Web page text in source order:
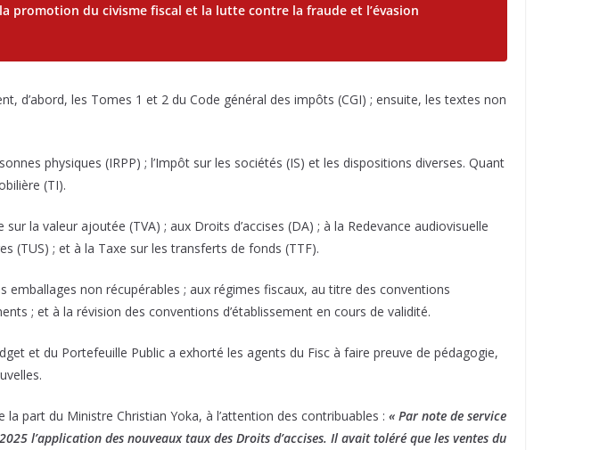
promotion du civisme fiscal et la lutte contre la fraude et l’évasion
d’abord, les Tomes 1 et 2 du Code général des impôts (CGI) ; ensuite, les textes non
physiques (IRPP) ; l’Impôt sur les sociétés (IS) et les dispositions diverses. Quant
(TI).
la valeur ajoutée (TVA) ; aux Droits d’accises (DA) ; à la Redevance audiovisuelle
(TUS) ; et à la Taxe sur les transferts de fonds (TTF).
non récupérables ; aux régimes fiscaux, au titre des conventions
; et à la révision des conventions d’établissement en cours de validité.
et du Portefeuille Public a exhorté les agents du Fisc à faire preuve de pédagogie,
part du Ministre Christian Yoka, à l’attention des contribuables : « Par note de service
l’application des nouveaux taux des Droits d’accises. Il avait toléré que les ventes du